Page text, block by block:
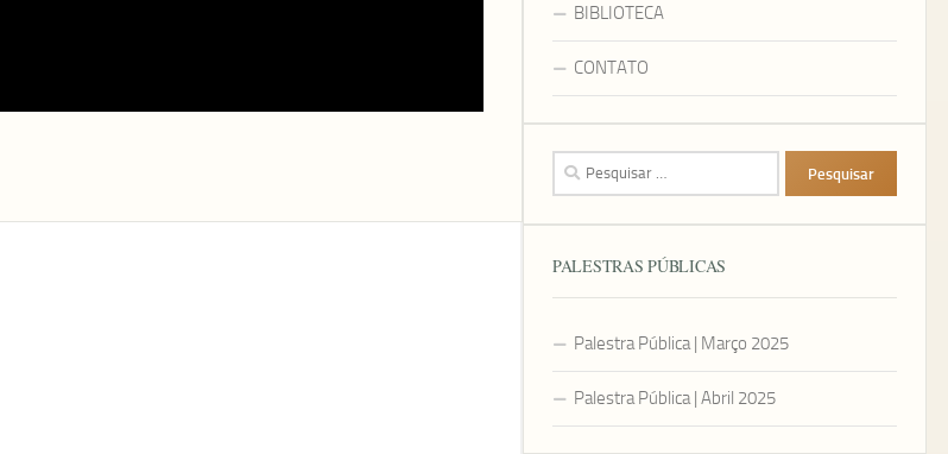
BIBLIOTECA
CONTATO
Pesquisar
por:
PALESTRAS PÚBLICAS
Palestra Pública | Março 2025
Palestra Pública | Abril 2025